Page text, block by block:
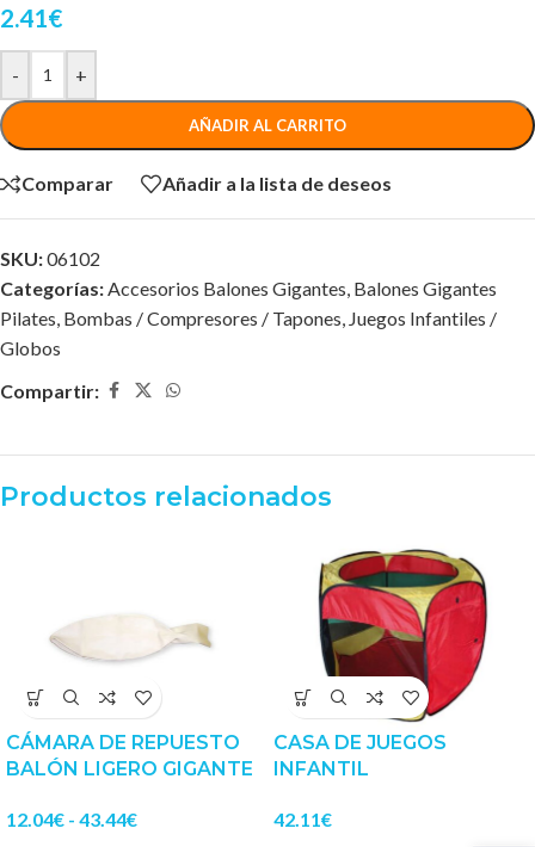
2.41€
- +
AÑADIR AL CARRITO
Comparar Añadir a la lista de deseos
SKU:06102
Categorías: Accesorios Balones Gigantes Balones Gigantes
Pilates Bombas / Compresores / Tapones Juegos Infantiles /
Globos
Compartir:
Productos relacionados
CÁMARA DE REPUESTO
BALÓN LIGERO GIGANTE
12.04€ - 43.44€
CASA DE JUEGOS
INFANTIL
42.11€